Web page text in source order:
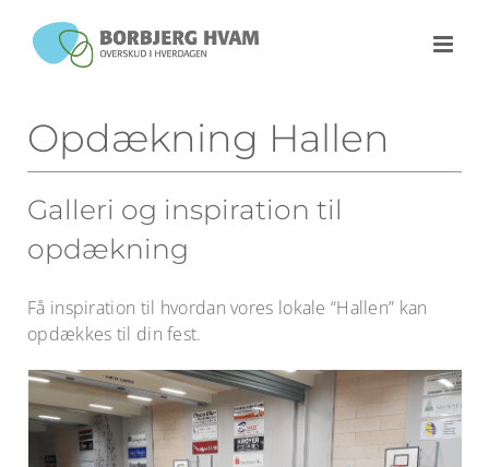
content
Opdækning Hallen
Galleri og inspiration til
opdækning
Få inspiration til hvordan vores lokale “Hallen” kan
opdækkes til din fest.